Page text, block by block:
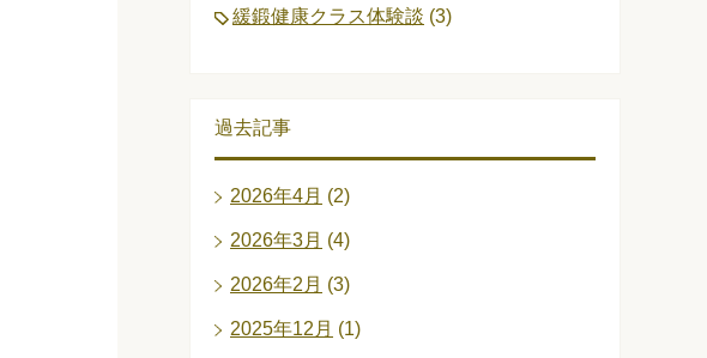
緩鍛健康クラス体験談 (3)
過去記事
2026年4月 (2)
2026年3月 (4)
2026年2月 (3)
2025年12月 (1)